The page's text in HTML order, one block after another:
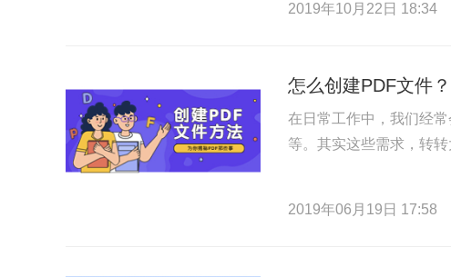
2019年10月22日 18:34
怎么创建PDF文件
在日常工作中，我们经
等。其实这些需求，转
2019年06月19日 17:58